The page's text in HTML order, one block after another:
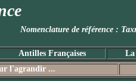
Nomenclature de référence
Antilles Françaises La
l'agrandir ...